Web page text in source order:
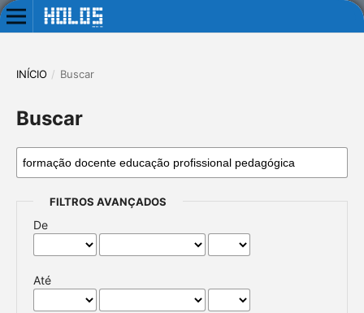
INÍCIO / Buscar
Buscar
FILTROS AVANÇADOS
De
Até